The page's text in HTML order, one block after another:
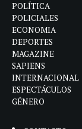
POLÍTICA
POLICIALES
ECONOMIA
DEPORTES
MAGAZINE
SAPIENS
INTERNACIONAL
ESPECTÁCULOS
GÉNERO